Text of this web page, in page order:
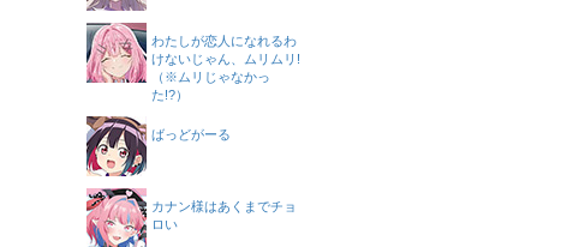
わたしが恋人になれるわ
けないじゃん、ムリムリ!
（※ムリじゃなかっ
た!?）
ばっどがーる
カナン様はあくまでチョ
ロい